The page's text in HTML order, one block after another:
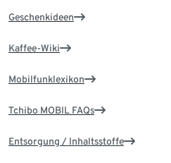
Geschenkideen
Kaffee-Wiki
Mobilfunklexikon
Tchibo MOBIL FAQs
Entsorgung / Inhaltsstoffe